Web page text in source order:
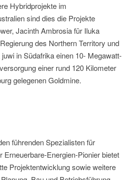
Hybridprojekte im
sind dies die Projekte
Jacinth Ambrosia für Iluka
des Northern Territory und
in Südafrika einen 10- Megawatt-
einer rund 120 Kilometer
gelegenen Goldmine.
führenden Spezialisten für
Erneuerbare-Energien-Pionier bietet
Projektentwicklung sowie weitere